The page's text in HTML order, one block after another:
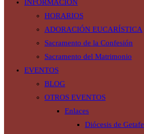
INFORMACIÓN
HORARIOS
ADORACIÓN EUCARÍSTICA
Sacramento de la Confesión
Sacramento del Matrimonio
EVENTOS
BLOG
OTROS EVENTOS
Enlaces
Diócesis de Getafe